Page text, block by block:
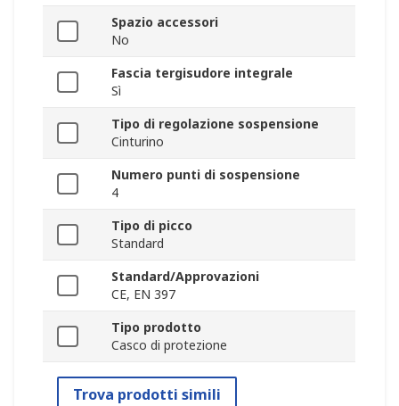
Spazio accessori
No
Fascia tergisudore integrale
Sì
Tipo di regolazione sospensione
Cinturino
Numero punti di sospensione
4
Tipo di picco
Standard
Standard/Approvazioni
CE, EN 397
Tipo prodotto
Casco di protezione
Trova prodotti simili